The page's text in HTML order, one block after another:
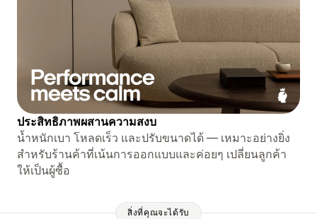
ประสิทธิภาพผสานความสงบ
น้ำหนักเบา โหลดเร็ว และปรับขนาดได้ — เหมาะอย่างยิ่ง
สำหรับร้านค้าที่เน้นการออกแบบและค่อยๆ เปลี่ยนลูกค้า
ให้เป็นผู้ซื้อ
สิ่งที่คุณจะได้รับ